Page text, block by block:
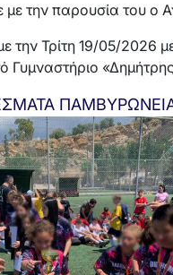
με την παρουσία του ο
την Τρίτη 19/05/2026
Γυμναστήριο